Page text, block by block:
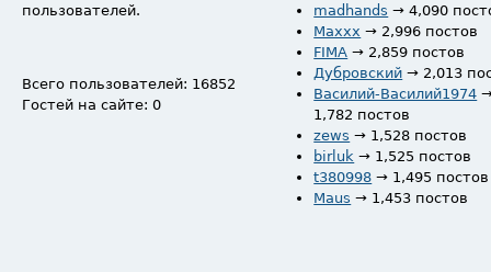
пользователей.
Всего пользователей: 16852
Гостей на сайте: 0
madhands → 4,090
Maxxx → 2,996 постов
FIMA → 2,859 постов
Дубровский → 2,013
Василий-Василий1974
1,782 постов
zews → 1,528 постов
birluk → 1,525 постов
t380998 → 1,495 постов
Maus → 1,453 постов